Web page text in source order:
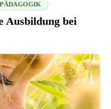
Ausbildung bei